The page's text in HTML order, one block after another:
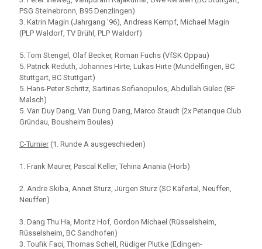
PSG Steinebronn, B95 Denzlingen)
3. Katrin Magin (Jahrgang '96), Andreas Kempf, Michael Magin
(PLP Waldorf, TV Brühl, PLP Waldorf)
5. Tom Stengel, Olaf Becker, Roman Fuchs (VfSK Oppau)
5. Patrick Reduth, Johannes Hirte, Lukas Hirte (Mundelfingen, BC
Stuttgart, BC Stuttgart)
5. Hans-Peter Schritz, Sartirias Sofianopulos, Abdullah Gülec (BF
Malsch)
5. Van Duy Dang, Van Dung Dang, Marco Staudt (2x Petanque Club
Gründau, Bousheim Boules)
C-Turnier(1. Runde A ausgeschieden)
1. Frank Maurer, Pascal Keller, Tehina Anania (Horb)
2. Andre Skiba, Annet Sturz, Jürgen Sturz (SC Käfertal, Neuffen,
Neuffen)
3. Dang Thu Ha, Moritz Hof, Gordon Michael (Rüsselsheim,
Rüsselsheim, BC Sandhofen)
3. Toufik Faci, Thomas Schell, Rüdiger Plutke (Edingen-